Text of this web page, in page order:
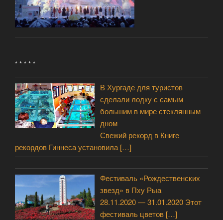
* * * * *
В Хургаде для туристов
сделали лодку с самым
большим в мире стеклянным
дном
Свежий рекорд в Книге
рекордов Гиннеса установила […]
Фестиваль «Рождественских
звезд» в Пху Рыа
28.11.2020 — 31.01.2020 Этот
фестиваль цветов […]